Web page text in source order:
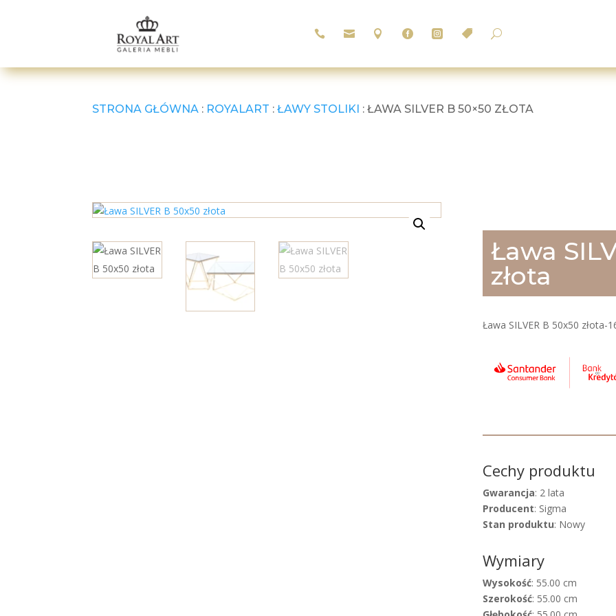
      U
STRONA GŁÓWNA : ROYALART :ŁAWY STOLIKI : ŁAWA SILVER B 50×50 ZŁOTA
Ława
złota
Ława SILVER B 50x50 złota-
Cechy produktu
Gwarancja: 2 lata
Producent: Sigma
Stan produktu: Nowy
Wymiary
Wysokość: 55.00 cm
Szerokość: 55.00 cm